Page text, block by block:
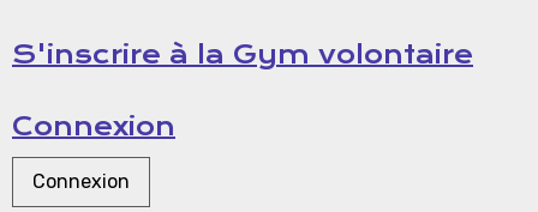
S'inscrire à la Gym volontaire
Connexion
Connexion